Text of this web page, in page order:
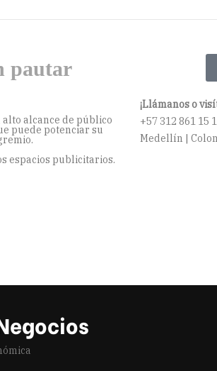
pautar
alcance de público
puede potenciar su
espacios publicitarios.
¡Llámanos o
+57 312 861 15
Medellín |